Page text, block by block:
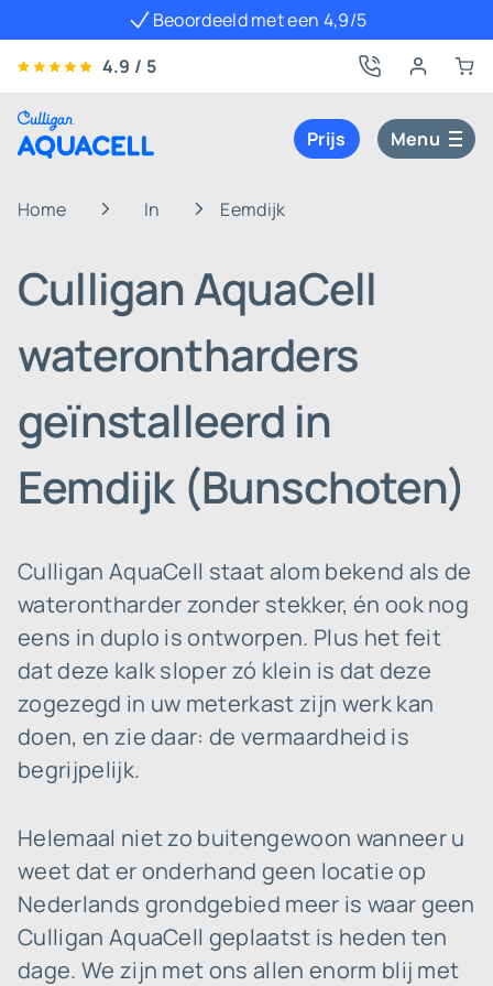
Beoordeeld met een 4,9/5
4.9 / 5
Prijs Menu
Home In Eemdijk
Culligan AquaCell
waterontharders
geïnstalleerd in
Eemdijk (Bunschoten)
Culligan AquaCell staat alom bekend als de
waterontharder zonder stekker, én ook nog
eens in duplo is ontworpen. Plus het feit
dat deze kalk sloper zó klein is dat deze
zogezegd in uw meterkast zijn werk kan
doen, en zie daar: de vermaardheid is
begrijpelijk.
Helemaal niet zo buitengewoon wanneer u
weet dat er onderhand geen locatie op
Nederlands grondgebied meer is waar geen
Culligan AquaCell geplaatst is heden ten
dage. We zijn met ons allen enorm blij met